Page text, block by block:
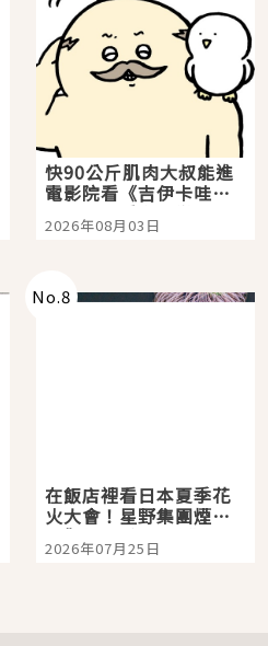
快90公斤肌肉大叔能進
電影院看《吉伊卡哇》
嗎？日本重金屬樂團
「打首」會長與nagano
2026年08月03日
No.8
在飯店裡看日本夏季花
火大會！星野集團煙火
景觀飯店6選，讓你不用
人擠人悠閒欣賞
2026年07月25日